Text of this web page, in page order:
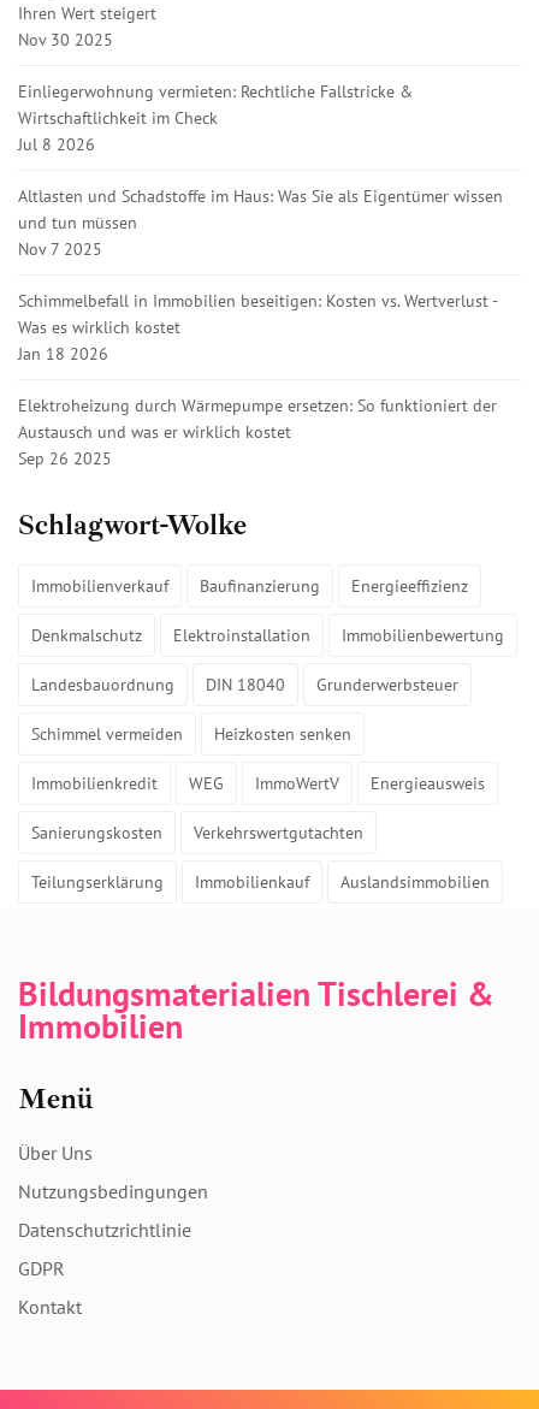
Ihren Wert steigert
Nov 30 2025
Einliegerwohnung vermieten: Rechtliche Fallstricke &
Wirtschaftlichkeit im Check
Jul 8 2026
Altlasten und Schadstoffe im Haus: Was Sie als Eigentümer wissen
und tun müssen
Nov 7 2025
Schimmelbefall in Immobilien beseitigen: Kosten vs. Wertverlust -
Was es wirklich kostet
Jan 18 2026
Elektroheizung durch Wärmepumpe ersetzen: So funktioniert der
Austausch und was er wirklich kostet
Sep 26 2025
Schlagwort-Wolke
Immobilienverkauf Baufinanzierung Energieeffizienz
Denkmalschutz Elektroinstallation Immobilienbewertung
Landesbauordnung DIN 18040 Grunderwerbsteuer
Schimmel vermeiden Heizkosten senken
Immobilienkredit WEG ImmoWertV Energieausweis
Sanierungskosten Verkehrswertgutachten
Teilungserklärung Immobilienkauf Auslandsimmobilien
Bildungsmaterialien Tischlerei &
Immobilien
Menü
Über Uns
Nutzungsbedingungen
Datenschutzrichtlinie
GDPR
Kontakt